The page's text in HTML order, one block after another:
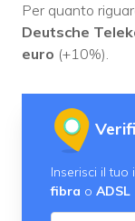
Per quanto
Deutsche
euro (+10%).
Inserisci il
fibra o ADSL